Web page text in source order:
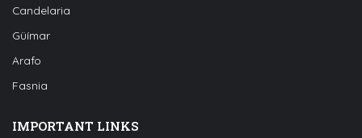
Candelaria
Güímar
Arafo
Fasnia
IMPORTANT LINKS